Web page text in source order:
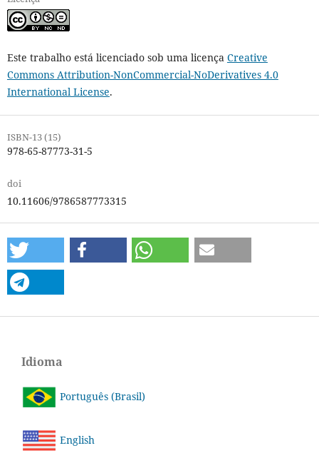
Este trabalho está licenciado sob uma licença Creative
Commons Attribution-NonCommercial-NoDerivatives 4.0
International License.
ISBN-13 (15)
978-65-87773-31-5
doi
10.11606/9786587773315
Idioma
Português (Brasil)
English